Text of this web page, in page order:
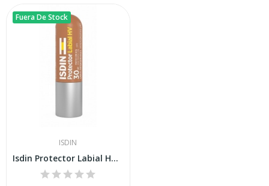
Fuera De Stock
ISDIN
Isdin Protector Labial HV SPF 30 4gr